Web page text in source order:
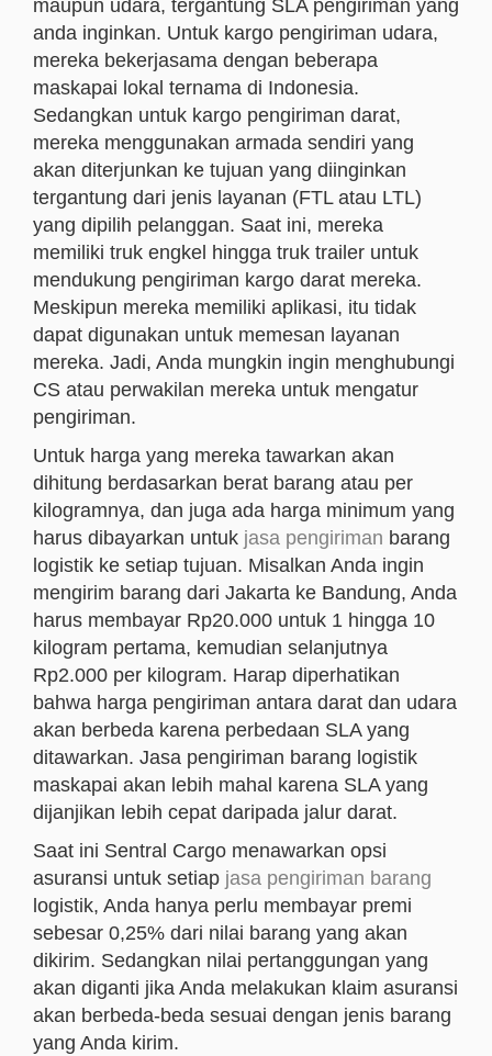
maupun udara, tergantung SLA pengiriman yang
anda inginkan. Untuk kargo pengiriman udara,
mereka bekerjasama dengan beberapa
maskapai lokal ternama di Indonesia.
Sedangkan untuk kargo pengiriman darat,
mereka menggunakan armada sendiri yang
akan diterjunkan ke tujuan yang diinginkan
tergantung dari jenis layanan (FTL atau LTL)
yang dipilih pelanggan. Saat ini, mereka
memiliki truk engkel hingga truk trailer untuk
mendukung pengiriman kargo darat mereka.
Meskipun mereka memiliki aplikasi, itu tidak
dapat digunakan untuk memesan layanan
mereka. Jadi, Anda mungkin ingin menghubungi
CS atau perwakilan mereka untuk mengatur
pengiriman.
Untuk harga yang mereka tawarkan akan
dihitung berdasarkan berat barang atau per
kilogramnya, dan juga ada harga minimum yang
harus dibayarkan untuk jasa pengiriman barang
logistik ke setiap tujuan. Misalkan Anda ingin
mengirim barang dari Jakarta ke Bandung, Anda
harus membayar Rp20.000 untuk 1 hingga 10
kilogram pertama, kemudian selanjutnya
Rp2.000 per kilogram. Harap diperhatikan
bahwa harga pengiriman antara darat dan udara
akan berbeda karena perbedaan SLA yang
ditawarkan. Jasa pengiriman barang logistik
maskapai akan lebih mahal karena SLA yang
dijanjikan lebih cepat daripada jalur darat.
Saat ini Sentral Cargo menawarkan opsi
asuransi untuk setiap jasa pengiriman barang
logistik, Anda hanya perlu membayar premi
sebesar 0,25% dari nilai barang yang akan
dikirim. Sedangkan nilai pertanggungan yang
akan diganti jika Anda melakukan klaim asuransi
akan berbeda-beda sesuai dengan jenis barang
yang Anda kirim.